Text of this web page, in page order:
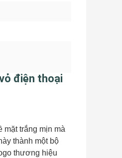
điện thoại
mặt trắng mịn mà
thành một bộ
thương hiệu